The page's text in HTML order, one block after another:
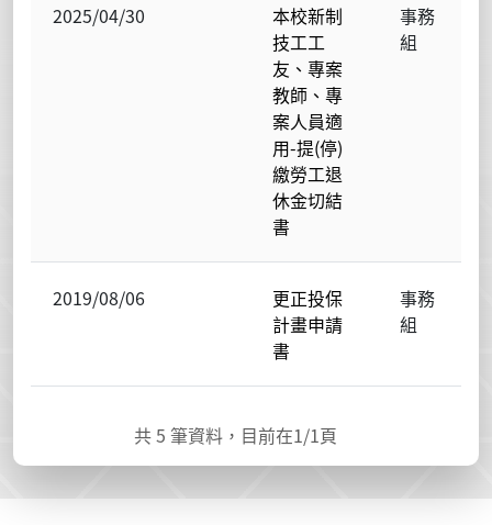
2025/04/30
本校新制
技工工
友、專案
教師、專
案人員適
用-提(停)
繳勞工退
休金切結
書
事務
組
2019/08/06
更正投保
計畫申請
書
事務
組
共5 筆資料，目前在1/1頁